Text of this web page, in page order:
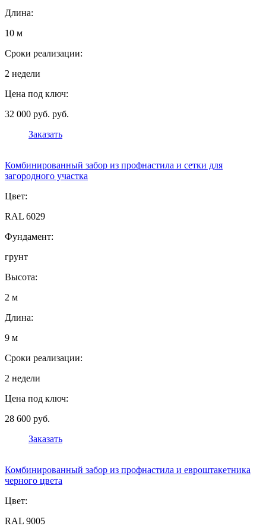
Длина:
10 м
Сроки реализации:
2 недели
Цена под ключ:
32 000 руб. руб.
Заказать
Комбинированный забор из профнастила и сетки для
загородного участка
Цвет:
RAL 6029
Фундамент:
грунт
Высота:
2 м
Длина:
9 м
Сроки реализации:
2 недели
Цена под ключ:
28 600 руб.
Заказать
Комбинированный забор из профнастила и евроштакетника
черного цвета
Цвет:
RAL 9005